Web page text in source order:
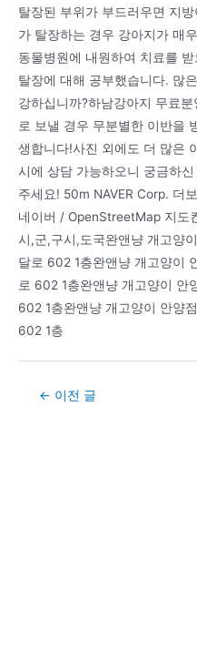
탈장된 부위가 부드러우면 지
가 탈장하는 경우 강아지가 매
동물병원에 내원하여 치료를
탈장에 대해 공부했습니다. 많
강하십니까?하남강아지 무료
로 보낼 경우 무분별한 이반을
생합니다!사진 외에도 더 많은
시에 상담 가능하오니 궁금하
주세요! 50m NAVER Corp. 더
네이버 / OpenStreetMap 지도
시,군,구시,도국완앤냥 개고양
달로 602 1층완앤냥 개고양이
로 602 1층완앤냥 개고양이 안
602 1층완앤냥 개고양이 안양
602 1층
Post← 이전 글